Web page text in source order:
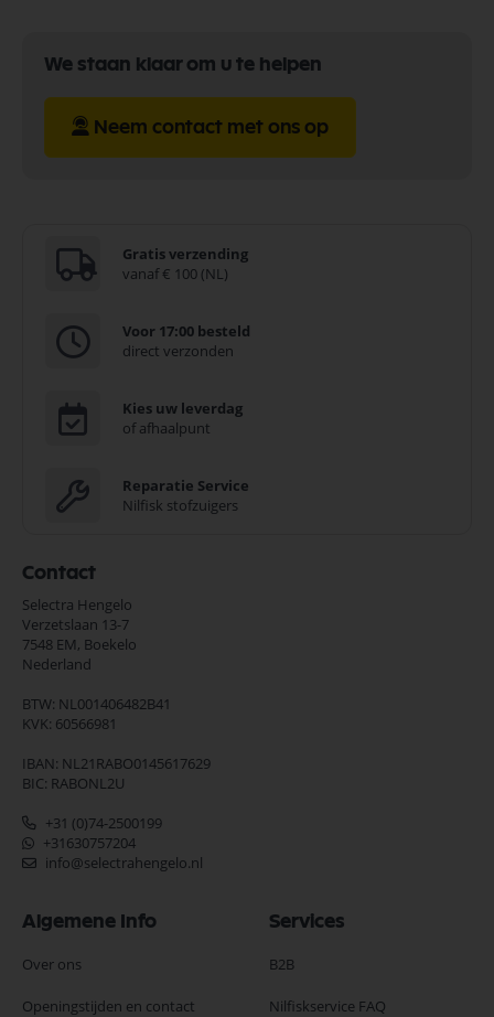
We staan klaar om u te helpen
Neem contact met ons op
Gratis verzending
vanaf € 100 (NL)
Voor 17:00 besteld
direct verzonden
Kies uw leverdag
of afhaalpunt
Reparatie Service
Nilfisk stofzuigers
Contact
Selectra Hengelo
Verzetslaan 13-7
7548 EM, Boekelo
Nederland
BTW: NL001406482B41
KVK: 60566981
IBAN: NL21RABO0145617629
BIC: RABONL2U
+31 (0)74-2500199
+31630757204
info@selectrahengelo.nl
Algemene Info
Over ons
Openingstijden en contact
Services
B2B
Nilfiskservice FAQ